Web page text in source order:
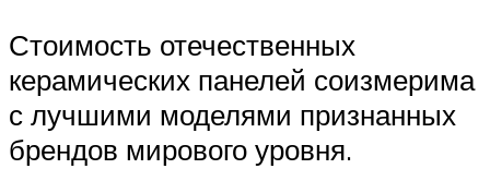
Стоимость отечественных
керамических панелей соизмерима
с лучшими моделями признанных
брендов мирового уровня.